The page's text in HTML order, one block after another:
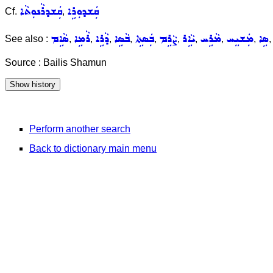
Cf. ܩܲܫܕܪܵܢܘܼܬܵܐ, ܩܲܫܕܘܼܪܹܐ
See also : ܣܵܐܹܡ, ܪܵܡܹܐ, ܕܵܪܹܐ, ܒܵܣܹܐ, ܒܲܣܬܹܐ, ܨܵܪܹܡ, ܝܵܐܹܪ, ܡܵܪܹܚ, ܡܲܫܝܸܚ, ܣܹܐ,
Source : Bailis Shamun
Perform another search
Back to dictionary main menu